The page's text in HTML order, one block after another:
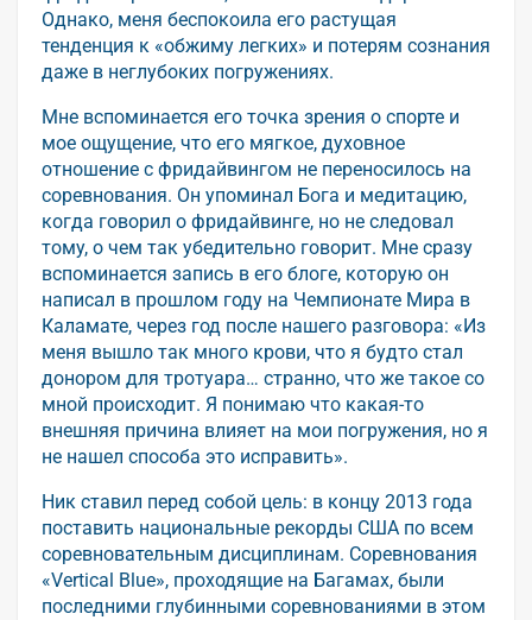
Однако, меня беспокоила его растущая
тенденция к «обжиму легких» и потерям сознания
даже в неглубоких погружениях.
Мне вспоминается его точка зрения о спорте и
мое ощущение, что его мягкое, духовное
отношение с фридайвингом не переносилось на
соревнования. Он упоминал Бога и медитацию,
когда говорил о фридайвинге, но не следовал
тому, о чем так убедительно говорит. Мне сразу
вспоминается запись в его блоге, которую он
написал в прошлом году на Чемпионате Мира в
Каламате, через год после нашего разговора: «Из
меня вышло так много крови, что я будто стал
донором для тротуара… странно, что же такое со
мной происходит. Я понимаю что какая-то
внешняя причина влияет на мои погружения, но я
не нашел способа это исправить».
Ник ставил перед собой цель: в концу 2013 года
поставить национальные рекорды США по всем
соревновательным дисциплинам. Соревнования
«Vertical Blue», проходящие на Багамах, были
последними глубинными соревнованиями в этом